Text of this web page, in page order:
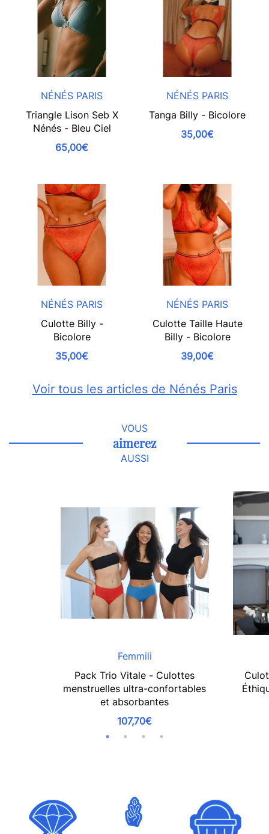
NÉNÉS PARIS
Triangle Lison Seb X
Nénés - Bleu Ciel
65,00€
NÉNÉS PARIS
Tanga Billy - Bicolore
35,00€
NÉNÉS PARIS
Culotte Billy -
Bicolore
35,00€
NÉNÉS PARIS
Culotte Taille Haute
Billy - Bicolore
39,00€
Voir tous les articles de Nénés Paris
VOUS
aimerez
AUSSI
Femmili
Pack Trio Vitale - Culottes
menstruelles ultra-confortables
et absorbantes
107,70€